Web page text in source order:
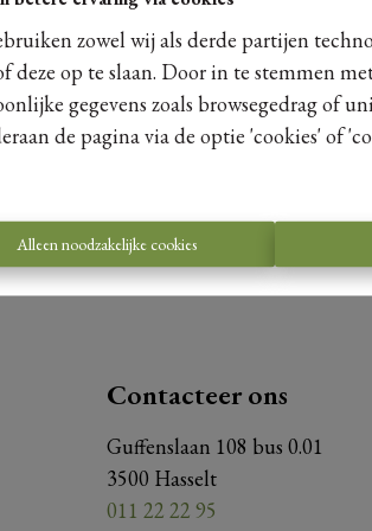
zowel wij als derde partijen
op te slaan. Door in te stemmen
gegevens zoals browsegedrag of
de pagina via de optie 'cookies' of
Alleen noodzakelijke cookies
Te
Contacteer ons
Guffenslaan 108 bus 0.01
3500 Hasselt
011 22 22 95